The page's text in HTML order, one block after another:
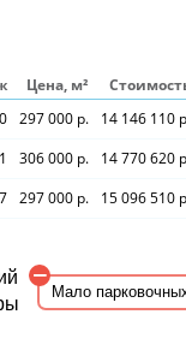
Цена, м²
297 000 р. 14 146 110
306 000 р. 14 770 620
297 000 р. 15 096 510
Мало